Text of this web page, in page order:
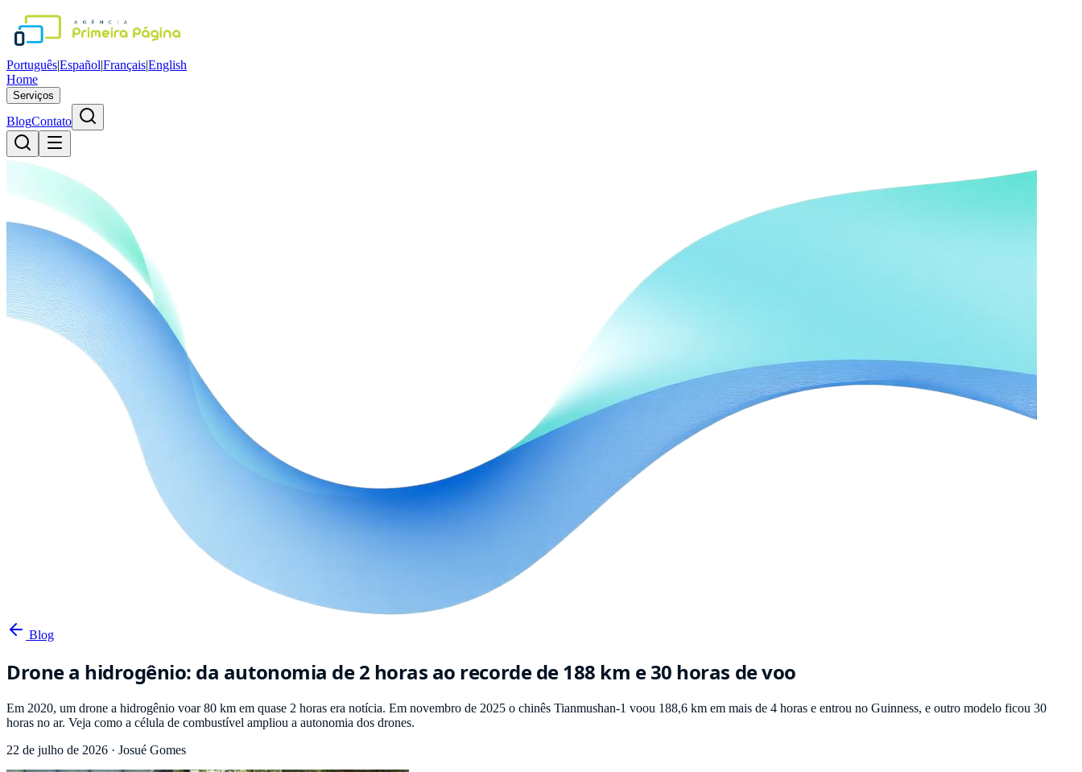
Português|Español|Français|English
Home
Serviços
BlogContato
Blog
Drone a hidrogênio: da autonomia de 2 horas ao recorde de 188 km e 30 horas de voo
Em 2020, um drone a hidrogênio voar 80 km em quase 2 horas era notícia. Em novembro de 2025 o chinês Tianmushan-1 voou 188,6 km em mais de 4 horas e entrou no Guinness, e outro modelo ficou 30
horas no ar. Veja como a célula de combustível ampliou a autonomia dos drones.
22 de julho de 2026 · Josué Gomes